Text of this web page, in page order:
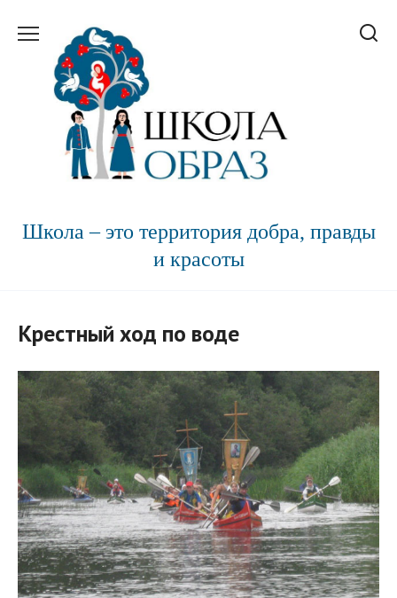
содержанию
Школа – это территория добра, правды
и красоты
Крестный ход по воде